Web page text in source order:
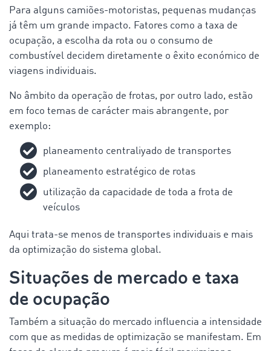
Para alguns camiões-motoristas, pequenas mudanças
já têm um grande impacto. Fatores como a taxa de
ocupação, a escolha da rota ou o consumo de
combustível decidem diretamente o êxito económico de
viagens individuais.
No âmbito da operação de frotas, por outro lado, estão
em foco temas de carácter mais abrangente, por
exemplo:
planeamento centraliyado de transportes
planeamento estratégico de rotas
utilização da capacidade de toda a frota de
veículos
Aqui trata-se menos de transportes individuais e mais
da optimização do sistema global.
Situações de mercado e taxa
de ocupação
Também a situação do mercado influencia a intensidade
com que as medidas de optimização se manifestam. Em